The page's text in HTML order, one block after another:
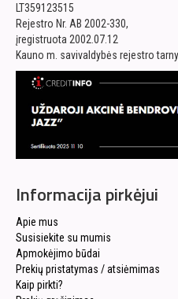
LT359123515
Rejestro Nr. AB 2002-330,
įregistruota 2002.07.12
Kauno m. savivaldybės rejestro
Informacija pirkėjui
Apie mus
Susisiekite su mumis
Apmokėjimo būdai
Prekių pristatymas / atsiėmimas
Kaip pirkti?